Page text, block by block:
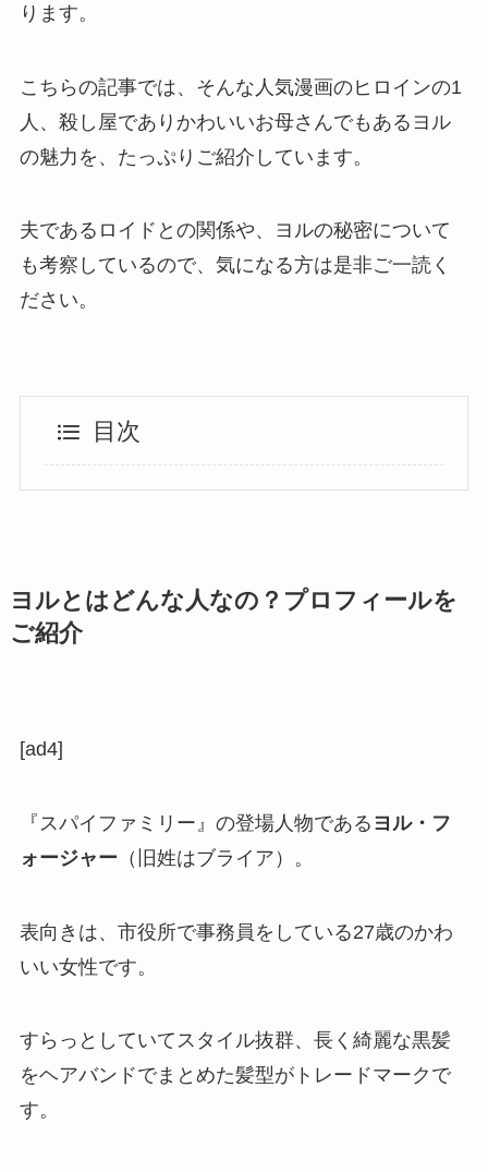
ります。
こちらの記事では、そんな人気漫画のヒロインの1
人、殺し屋でありかわいいお母さんでもあるヨル
の魅力を、たっぷりご紹介しています。
夫であるロイドとの関係や、ヨルの秘密について
も考察しているので、気になる方は是非ご一読く
ださい。
目次
ヨルとはどんな人なの？プロフィールを
ご紹介
[ad4]
『スパイファミリー』の登場人物である ヨル・フ
ォージャー （旧姓はブライア）。
表向きは、市役所で事務員をしている27歳のかわ
いい女性です。
すらっとしていてスタイル抜群、長く綺麗な黒髪
をヘアバンドでまとめた髪型がトレードマークで
す。